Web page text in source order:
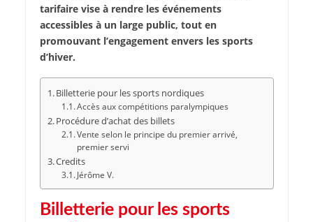
tarifaire vise à rendre les événements
accessibles à un large public, tout en
promouvant l’engagement envers les sports
d’hiver.
Billetterie pour les sports nordiques
Accès aux compétitions paralympiques
Procédure d’achat des billets
Vente selon le principe du premier arrivé,
premier servi
Credits
Jérôme V.
Billetterie pour les sports